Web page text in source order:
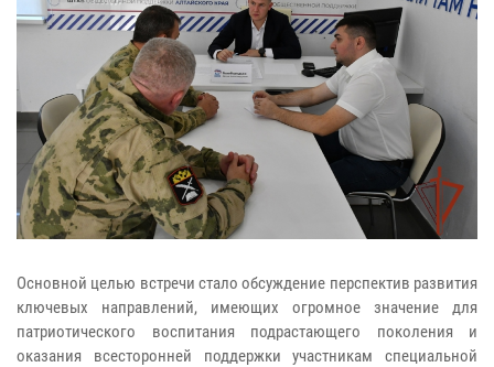
Основной целью встречи стало обсуждение перспектив развития
ключевых направлений, имеющих огромное значение для
патриотического воспитания подрастающего поколения и
оказания всесторонней поддержки участникам специальной